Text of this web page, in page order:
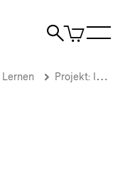
Suche
Artikel
im
Projekt: Integration